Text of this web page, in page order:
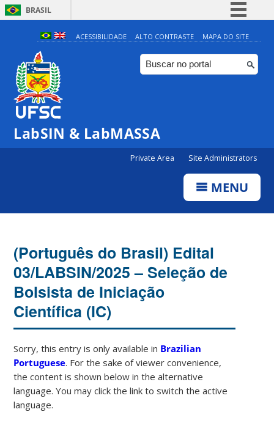
BRASIL
Simplifique!
Comunica BR
Participe
ACESSIBILIDADE ALTO CONTRASTE MAPA DO SITE
LabSIN & LabMASSA
Private Area Site Administrators
MENU
(Português do Brasil) Edital
03/LABSIN/2025 – Seleção de
Bolsista de Iniciação
Científica (IC)
Sorry, this entry is only available in Brazilian
Portuguese. For the sake of viewer convenience,
the content is shown below in the alternative
language. You may click the link to switch the active
language.